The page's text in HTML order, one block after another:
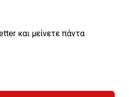
και μείνετε πάντα